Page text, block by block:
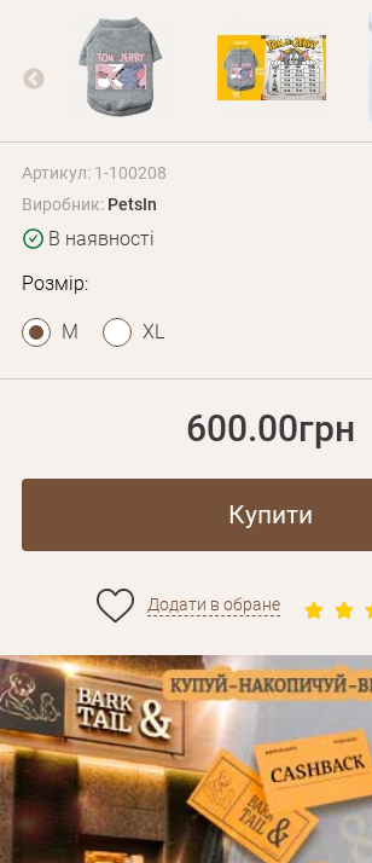
+380 (95) 095-00-05
Артикул: 1-100208
Виробник: PetsIn
В наявності
Розмір:
M XL
600.00грн
Купити
Додати в обране